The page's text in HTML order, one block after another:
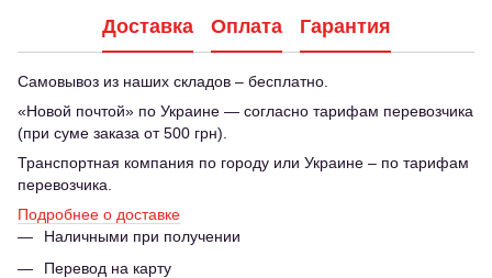
Доставка Оплата Гарантия
Самовывоз из наших складов – бесплатно.
«Новой почтой» по Украине — согласно тарифам перевозчика
(при суме заказа от 500 грн).
Транспортная компания по городу или Украине – по тарифам
перевозчика.
Подробнее о доставке
Наличными при получении
Перевод на карту